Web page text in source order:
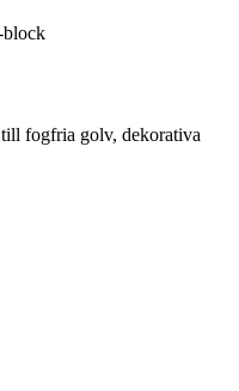
fogfria golv, dekorativa